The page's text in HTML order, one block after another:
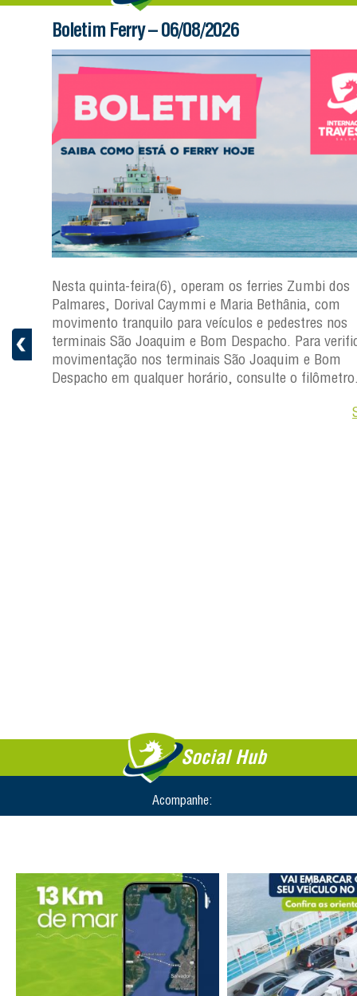
Boletim Ferry – 06/08/2026
Nesta quinta-feira(6), operam os ferries Zumbi dos
Palmares, Dorival Caymmi e Maria Bethânia, com
movimento tranquilo para veículos e pedestres nos
terminais São Joaquim e Bom Despacho. Para
movimentação nos terminais São Joaquim e Bom
Despacho em qualquer horário, consulte o
Social Hub
Acompanhe: